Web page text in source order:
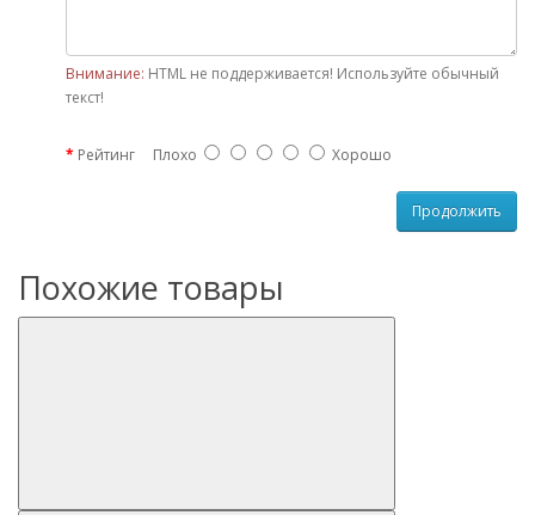
Внимание: HTML не поддерживается! Используйте обычный
текст!
Рейтинг Плохо Хорошо
Продолжить
Похожие товары